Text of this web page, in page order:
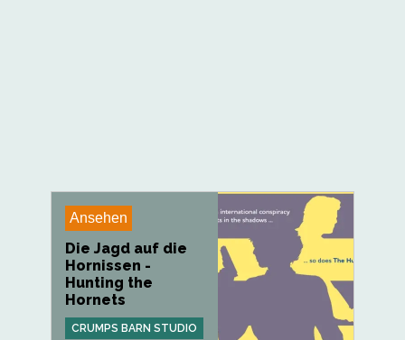
Ansehen
Die Jagd auf die
Hornissen -
Hunting the
Hornets
CRUMPS BARN STUDIO